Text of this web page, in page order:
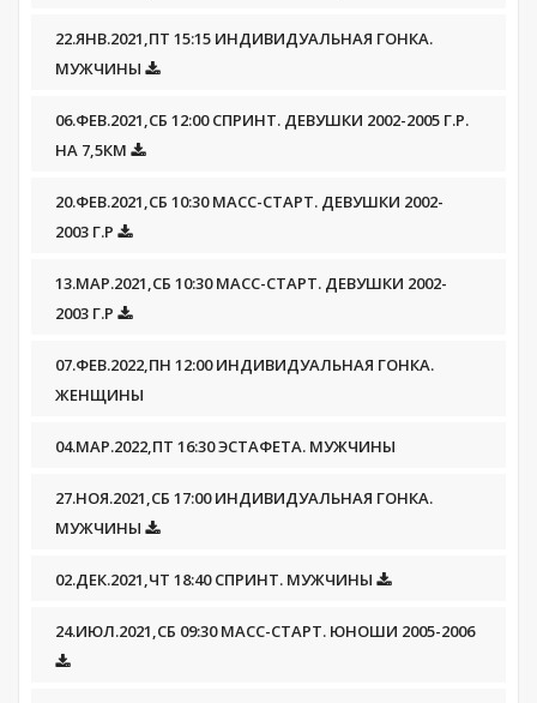
22.ЯНВ.2021,ПТ 15:15 ИНДИВИДУАЛЬНАЯ ГОНКА.
МУЖЧИНЫ
06.ФЕВ.2021,СБ 12:00 СПРИНТ. ДЕВУШКИ 2002-2005 Г.Р.
НА 7,5КМ
20.ФЕВ.2021,СБ 10:30 МАСС-СТАРТ. ДЕВУШКИ 2002-
2003 Г.Р
13.МАР.2021,СБ 10:30 МАСС-СТАРТ. ДЕВУШКИ 2002-
2003 Г.Р
07.ФЕВ.2022,ПН 12:00 ИНДИВИДУАЛЬНАЯ ГОНКА.
ЖЕНЩИНЫ
04.МАР.2022,ПТ 16:30 ЭСТАФЕТА. МУЖЧИНЫ
27.НОЯ.2021,СБ 17:00 ИНДИВИДУАЛЬНАЯ ГОНКА.
МУЖЧИНЫ
02.ДЕК.2021,ЧТ 18:40 СПРИНТ. МУЖЧИНЫ
24.ИЮЛ.2021,СБ 09:30 МАСС-СТАРТ. ЮНОШИ 2005-2006